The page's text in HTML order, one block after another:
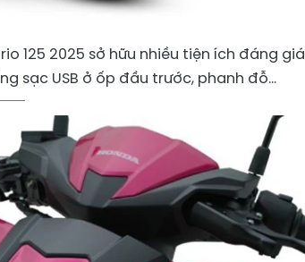
125 2025 sở hữu nhiều tiện ích đáng giá
sạc USB ở ốp đầu trước, phanh đỗ...